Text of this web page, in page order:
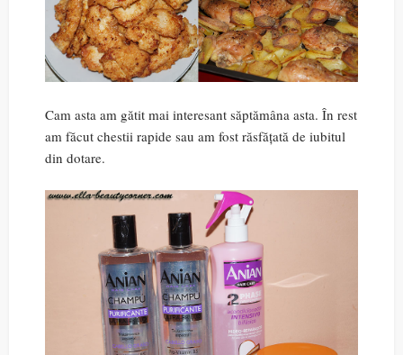
Cam asta am gătit mai interesant săptămâna asta. În rest
am făcut chestii rapide sau am fost răsfățată de iubitul
din dotare.